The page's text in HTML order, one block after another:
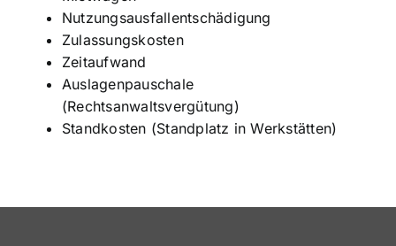
Nutzungsausfallentschädigung
Zulassungskosten
Zeitaufwand
Auslagenpauschale
(Rechtsanwaltsvergütung)
Standkosten (Standplatz in Werkstätten)